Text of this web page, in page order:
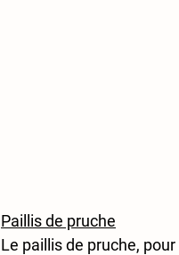
Paillis de pruche
Le paillis de pruche,